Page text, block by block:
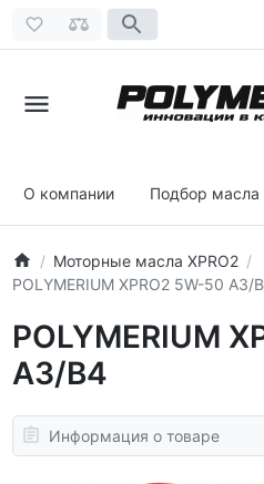
О компании Подбор масла
Моторные масла XPRO2
POLYMERIUM XPRO2 5W-50 A3/
POLYMERIUM
A3/B4
Информация о товаре